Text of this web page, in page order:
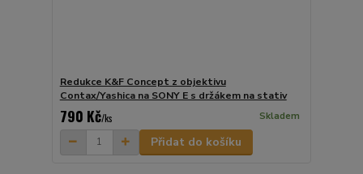
Redukce K&F Concept z objektivu
Contax/Yashica na SONY E s držákem na stativ
790 Kč/ks Skladem
Přidat do košíku